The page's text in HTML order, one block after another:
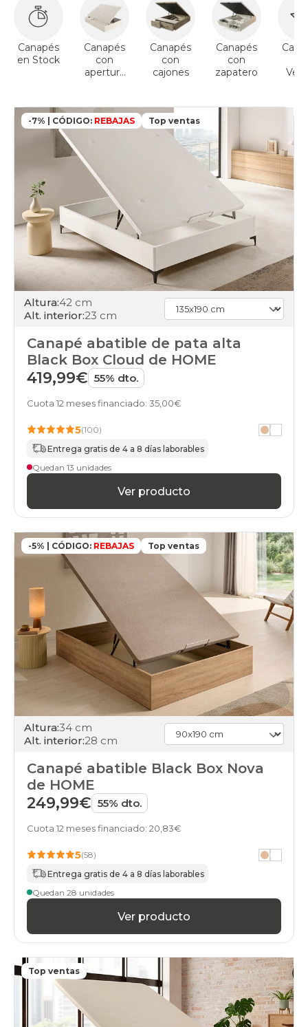
days
canapes-
abatibles
80x200cm
online
black-
days
abatibles
90x180cm
online
black-
black-
days
canapes-
abatibles
90x200cm
online
black-
days
abatibles
100x180cm
online
canapes-
online
days
canapes-
abatibles
100x200cm
black-
days
canapes-
abatibles
105x180cm
online
canapes-
abatibles
105x190cm
online
black-
days
canapes-
abatibles
105x200cm
online
black-
120x180cm
canapes-
online
black-
days
canapes-
abatibles
120x200cm
online
black-
Canapés
en Stock
Canapés
con
apertura
Canapés
con
cajones
Canapés
con
zapatero
-7% | CÓDIGO: REBAJAS Top ventas
Altura:42 cm
Alt. interior:23 cm
Canapé abatible de pata alta
Black Box Cloud de HOME
419,99€ 55% dto.
Cuota 12 meses financiado: 35,00€
5(100)
Entrega gratis de 4 a 8 días laborables
Quedan 13 unidades
Ver producto
-5% | CÓDIGO: REBAJAS Top ventas
Altura:34 cm
Alt. interior:28 cm
Canapé abatible Black Box Nova
de HOME
249,99€ 55% dto.
Cuota 12 meses financiado: 20,83€
5(58)
Entrega gratis de 4 a 8 días laborables
Quedan 28 unidades
Ver producto
Top ventas